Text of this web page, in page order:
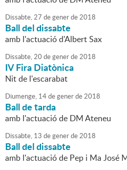
Dissabte,27 degenerde2018
Ball del dissabte
amb l'actuació d'Albert Sax
Dissabte,20 degenerde2018
IV Fira Diatònica
Nit de l'escarabat
Diumenge, 14degenerde2018
Ball de tarda
amb l'actuació de DM Ateneu
Dissabte, 13 degenerde2018
Ball del dissabte
amb l'actuació de Pep i Ma José